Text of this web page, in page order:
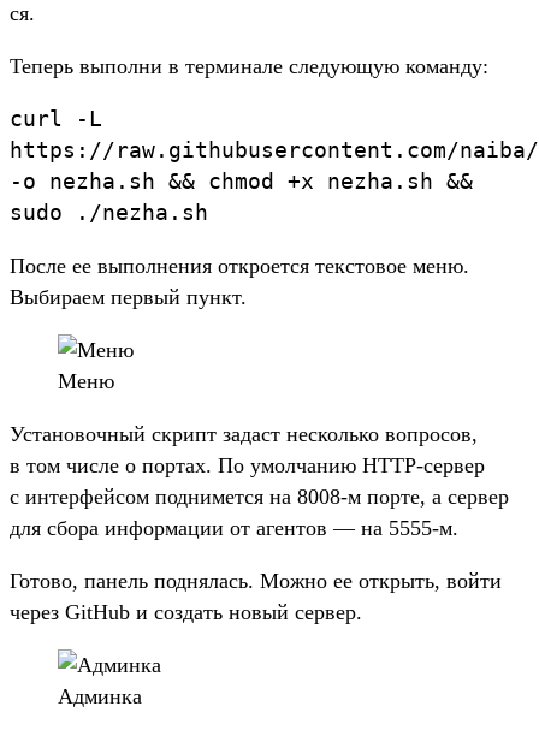
ся.
Те­перь выпол­ни в тер­минале сле­дующую коман­ду:
curl
-L
https://raw. githubusercontent. com/naiba/
-o
nezha. sh && chmod +x nezha. sh &&
sudo . /nezha. sh
Пос­ле ее выпол­нения откро­ется тек­сто­вое меню.
Выбира­ем пер­вый пункт.
Ме­ню
Ус­тановоч­ный скрипт задаст нес­коль­ко воп­росов,
в том чис­ле о пор­тах. По умол­чанию HTTP-сер­вер
с интерфей­сом под­нимет­ся на 8008-м пор­те, а сер­вер
для сбо­ра информа­ции от аген­тов — на 5555-м.
Го­тово, панель под­нялась. Мож­но ее открыть, вой­ти
через GitHub и соз­дать новый сер­вер.
Ад­минка